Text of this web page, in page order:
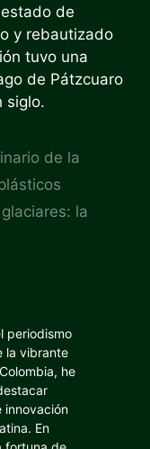
de
y rebautizado
tuvo una
de Pátzcuaro
siglo.
de la
la
periodismo
la vibrante
he
innovación
En